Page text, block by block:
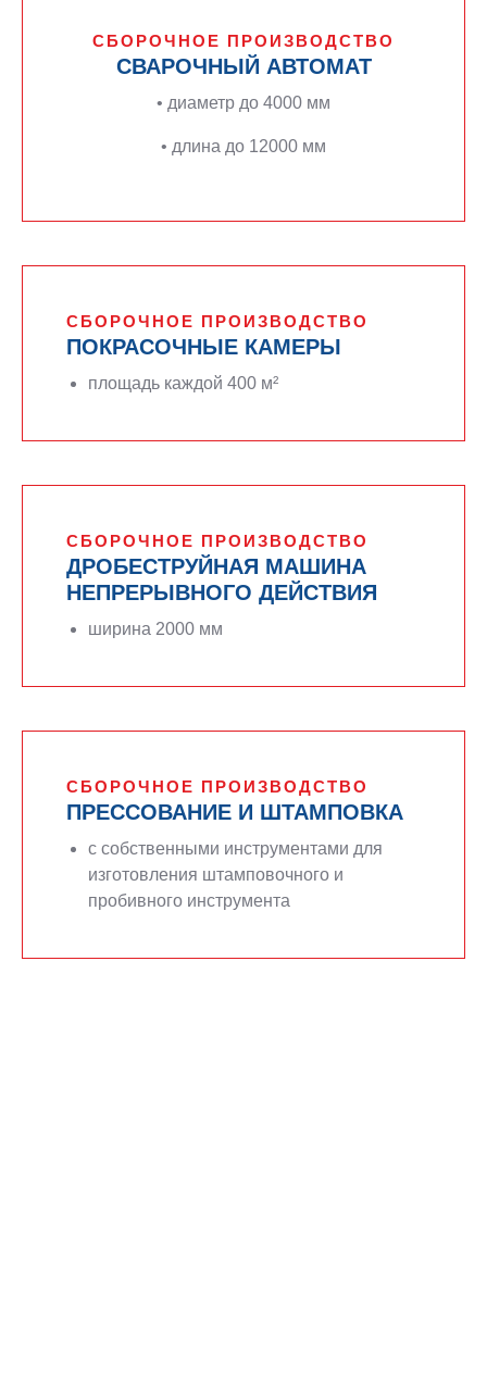
СБОРОЧНОЕ ПРОИЗВОДСТВО
СВАРОЧНЫЙ АВТОМАТ
• диаметр до 4000 мм
• длина до 12000 мм
СБОРОЧНОЕ ПРОИЗВОДСТВО
ПОКРАСОЧНЫЕ КАМЕРЫ
площадь каждой 400 м²
СБОРОЧНОЕ ПРОИЗВОДСТВО
ДРОБЕСТРУЙНАЯ МАШИНА
НЕПРЕРЫВНОГО ДЕЙСТВИЯ
ширина 2000 мм
СБОРОЧНОЕ ПРОИЗВОДСТВО
ПРЕССОВАНИЕ И ШТАМПОВКА
с собственными инструментами для
изготовления штамповочного и
пробивного инструмента